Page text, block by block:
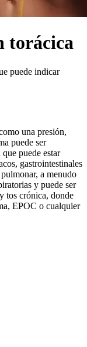
torácica
puede indicar
una presión,
puede ser
puede estar
gastrointestinales
a menudo
y puede ser
tos crónica, donde
EPOC o cualquier